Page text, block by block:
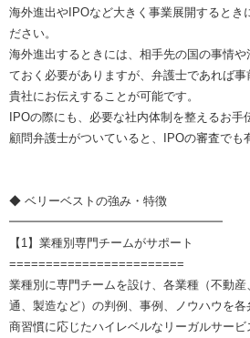
海外進出やIPOなど大きく事業展開するとき
ださい。
海外進出するときには、相手先の国の事情
ておく必要がありますが、弁護士であれば事
貴社にお伝えすることが可能です。
IPOの際にも、必要な社内体制を整えるお手
顧問弁護士がついていると、IPOの審査でも
◆ ベリーベストの強み・特徴
━━━━━━━━━━━━━━━━━━
【1】業種別専門チームがサポート
========================
業種別に専門チームを設け、各業種（不動
通、製造など）の判例、事例、ノウハウを
商習慣に応じたハイレベルなリーガルサービ